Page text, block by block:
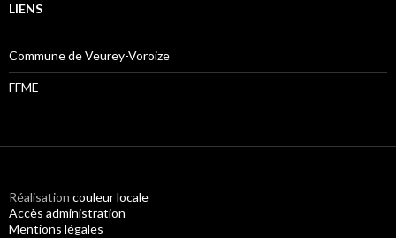
LIENS
Commune de Veurey-Voroize
FFME
Réalisation couleur locale
Accès administration
Mentions légales